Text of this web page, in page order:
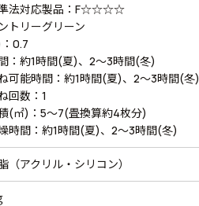
法対応製品：F☆☆☆☆
トリーグリーン
0.7
：約1時間(夏)、2～3時間(冬)
可能時間：約1時間(夏)、2～3時間(冬)
回数：1
(㎡)：5～7(畳換算約4枚分)
時間：約1時間(夏)、2～3時間(冬)
（アクリル・シリコン）